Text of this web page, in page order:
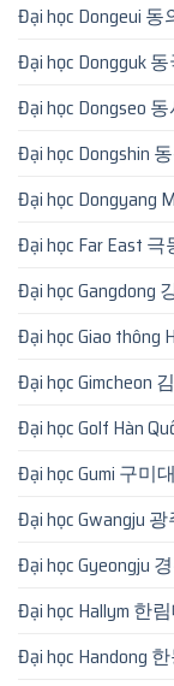
Đại học Dongeui
Đại học Dongguk
Đại học Dongseo
Đại học Dongshin
Đại học Dongyang
Đại học Far East
Đại học Gangdong
Đại học Giao
Đại học Gimcheon
Đại học Golf Hàn
Đại học Gumi 구미
Đại học Gwangju
Đại học Gyeongju
Đại học Hallym 한
Đại học Handong